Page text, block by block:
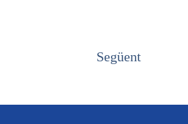
Següent